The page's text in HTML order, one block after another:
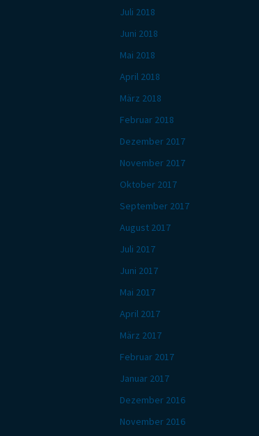
Juli 2018
Juni 2018
Mai 2018
April 2018
März 2018
Februar 2018
Dezember 2017
November 2017
Oktober 2017
September 2017
August 2017
Juli 2017
Juni 2017
Mai 2017
April 2017
März 2017
Februar 2017
Januar 2017
Dezember 2016
November 2016